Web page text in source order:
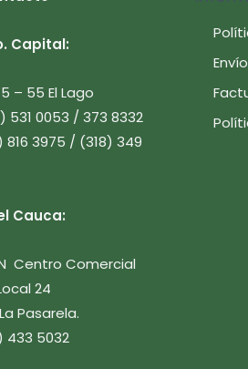
Capital:
– 55 El Lago
531 0053 / 373 8332
816 3975 / (318) 349
Cauca:
Centro Comercial
24
Pasarela.
433 5032